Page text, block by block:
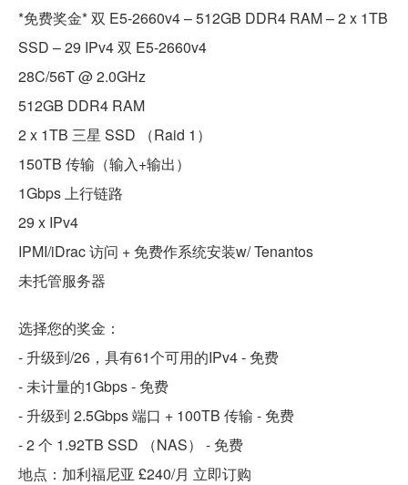
*免费奖金* 双 E5-2660v4 – 512GB DDR4 RAM – 2 x 1TB
SSD – 29 IPv4 双 E5-2660v4
28C/56T @ 2.0GHz
512GB DDR4 RAM
2 x 1TB 三星 SSD （Raid 1）
150TB 传输（输入+输出）
1Gbps 上行链路
29 x IPv4
IPMI/iDrac 访问 + 免费作系统安装w/ Tenantos
未托管服务器
选择您的奖金：
- 升级到/26，具有61个可用的IPv4 - 免费
- 未计量的1Gbps - 免费
- 升级到 2.5Gbps 端口 + 100TB 传输 - 免费
- 2 个 1.92TB SSD （NAS） - 免费
地点：加利福尼亚 £240/月 立即订购